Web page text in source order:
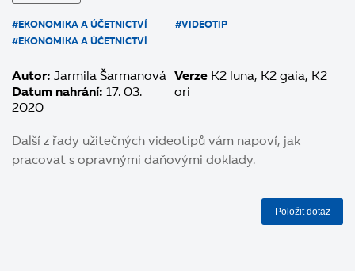
#EKONOMIKA A ÚČETNICTVÍ
#VIDEOTIP
#EKONOMIKA A ÚČETNICTVÍ
Autor: Jarmila Šarmanová
Datum nahrání: 17. 03.
2020
Verze K2 luna K2 gaia
K2
ori
Další z řady užitečných videotipů vám napoví, jak
pracovat s opravnými daňovými doklady.
Položit dotaz